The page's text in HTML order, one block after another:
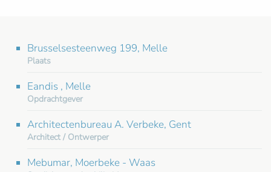
Brusselsesteenweg 199, Melle
Plaats
Eandis , Melle
Opdrachtgever
Architectenbureau A. Verbeke, Gent
Architect / Ontwerper
Mebumar, Moerbeke - Waas